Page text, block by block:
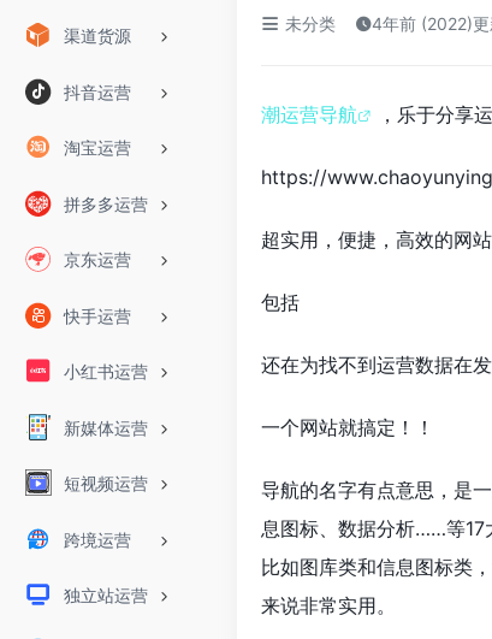
渠道货源
抖音运营
淘宝运营
拼多多运营
京东运营
快手运营
小红书运营
新媒体运营
短视频运营
跨境运营
独立站运营
未分类 4年前 (2022)
潮运营导航 ，乐于分享
https://
超实用，便捷，高效的网站
包括
还在为找不到运营数据在
一个网站就搞定！！
导航的名字有点意思，是
息图标、数据分析……等17
比如图库类和信息图标类
来说非常实用。